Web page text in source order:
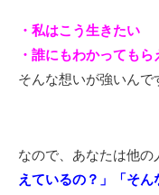
・私はこう生きたい
・誰にもわかっても
そんな想いが強いんで
なので、あなたは他の
えているの？」「そん